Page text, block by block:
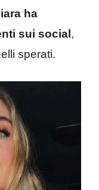
ha
sui social,
sperati.